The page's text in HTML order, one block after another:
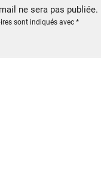
ne sera pas publiée.
sont indiqués avec *